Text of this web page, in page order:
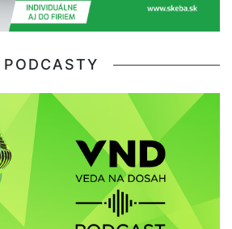
PODCASTY